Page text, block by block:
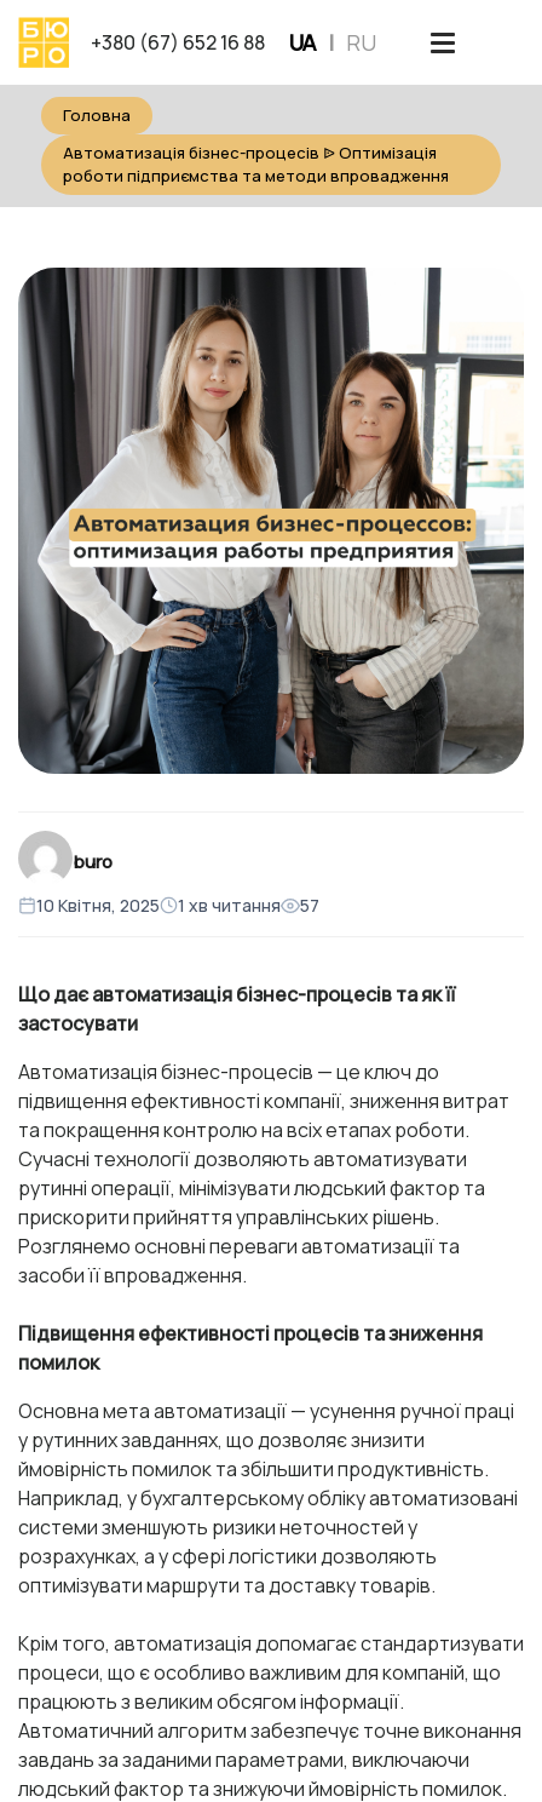
Skip
content
+380 (67) 652 16 88 UA RU
Головна
Автоматизація бізнес-процесів ᐉ Оптимізація
роботи підприємства та методи впровадження
buro
10 Квітня, 2025 1 хв читання 57
Що дає автоматизація бізнес-процесів та як її
застосувати
Автоматизація бізнес-процесів — це ключ до
підвищення ефективності компанії, зниження витрат
та покращення контролю на всіх етапах роботи.
Сучасні технології дозволяють автоматизувати
рутинні операції, мінімізувати людський фактор та
прискорити прийняття управлінських рішень.
Розглянемо основні переваги автоматизації та
засоби її впровадження.
Підвищення ефективності процесів та зниження
помилок
Основна мета автоматизації — усунення ручної праці
у рутинних завданнях, що дозволяє знизити
ймовірність помилок та збільшити продуктивність.
Наприклад, у бухгалтерському обліку автоматизовані
системи зменшують ризики неточностей у
розрахунках, а у сфері логістики дозволяють
оптимізувати маршрути та доставку товарів.
Крім того, автоматизація допомагає стандартизувати
процеси, що є особливо важливим для компаній, що
працюють з великим обсягом інформації.
Автоматичний алгоритм забезпечує точне виконання
завдань за заданими параметрами, виключаючи
людський фактор та знижуючи ймовірність помилок.